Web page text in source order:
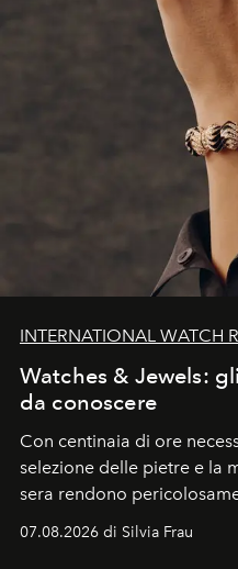
INTERNATIONAL WATCH
Watches & Jewels:
da conoscere
Con centinaia di ore
selezione delle pietre e la
sera rendono
cognizione del tempo. Ma
07.08.2026 di Silvia Frau